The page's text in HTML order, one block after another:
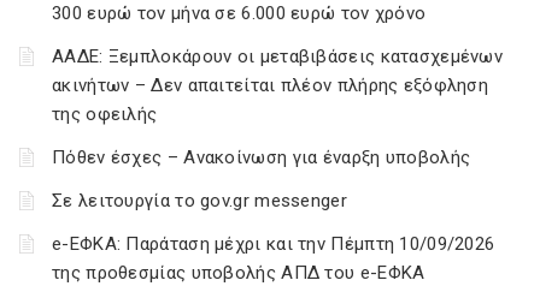
300 ευρώ τον μήνα σε 6.000 ευρώ τον χρόνο
ΑΑΔΕ: Ξεμπλοκάρουν οι μεταβιβάσεις κατασχεμένων
ακινήτων – Δεν απαιτείται πλέον πλήρης εξόφληση
της οφειλής
Πόθεν έσχες – Ανακοίνωση για έναρξη υποβολής
Σε λειτουργία το gov.gr messenger
e-ΕΦΚΑ: Παράταση μέχρι και την Πέμπτη 10/09/2026
της προθεσμίας υποβολής ΑΠΔ του e-ΕΦΚΑ